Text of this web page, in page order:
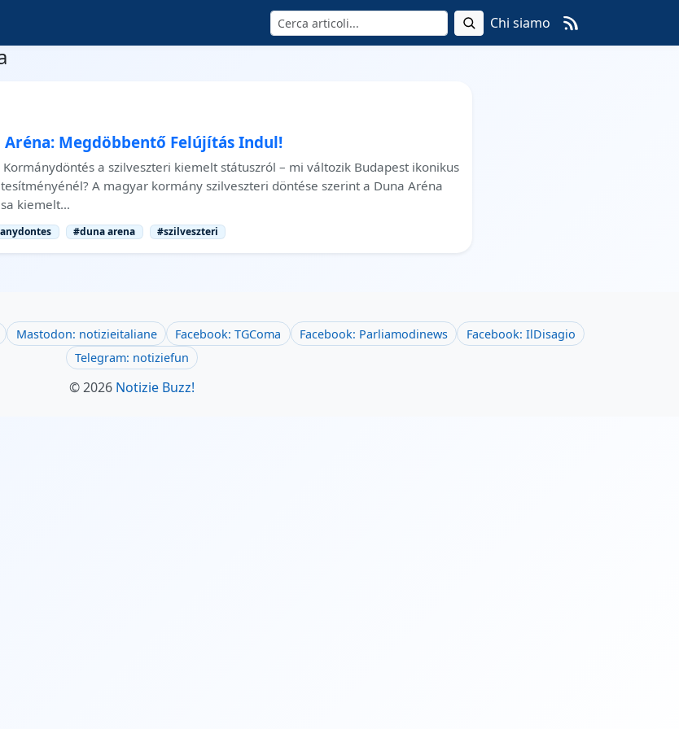
Cerca Chi siamo
Aréna: Megdöbbentő Felújítás Indul!
Kormánydöntés a szilveszteri kiemelt státuszról – mi változik Budapest ikonikus
A magyar kormány szilveszteri döntése szerint a Duna Aréna
kiemelt…
#duna arena #szilveszteri
Mastodon: notizieitaliane Facebook: TGComa Facebook: Parliamodinews
Facebook: IlDisagio
Telegram: notiziefun
© 2026 Notizie Buzz!